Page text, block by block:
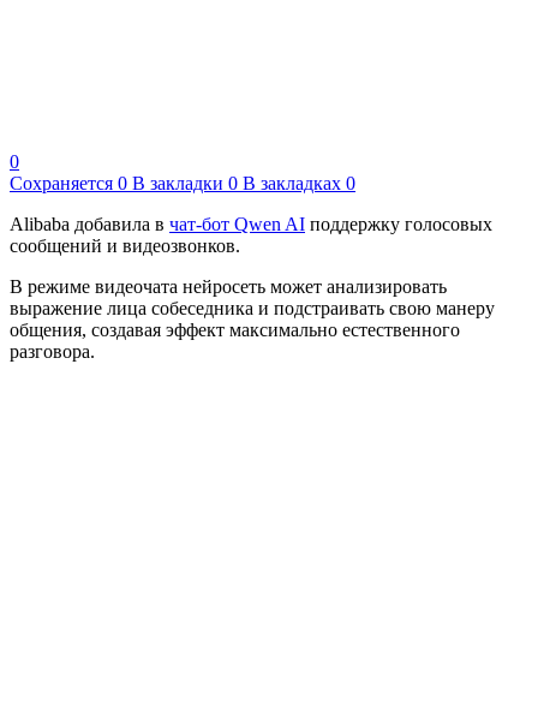
0
Сохраняется 0 В закладки 0 В закладках 0
Alibaba добавила в чат-бот Qwen AI поддержку голосовых
сообщений и видеозвонков.
В режиме видеочата нейросеть может анализировать
выражение лица собеседника и подстраивать свою манеру
общения, создавая эффект максимально естественного
разговора.